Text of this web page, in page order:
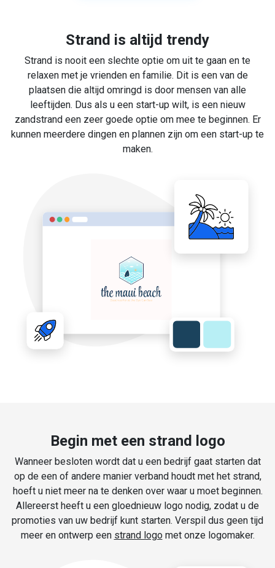
Strand is altijd trendy
Strand is nooit een slechte optie om uit te gaan en te
relaxen met je vrienden en familie. Dit is een van de
plaatsen die altijd omringd is door mensen van alle
leeftijden. Dus als u een start-up wilt, is een nieuw
zandstrand een zeer goede optie om mee te beginnen. Er
kunnen meerdere dingen en plannen zijn om een start-up te
maken.
Begin met een strand logo
Wanneer besloten wordt dat u een bedrijf gaat starten dat
op de een of andere manier verband houdt met het strand,
hoeft u niet meer na te denken over waar u moet beginnen.
Allereerst heeft u een gloednieuw logo nodig, zodat u de
promoties van uw bedrijf kunt starten. Verspil dus geen tijd
meer en ontwerp een strand logomet onze logomaker.